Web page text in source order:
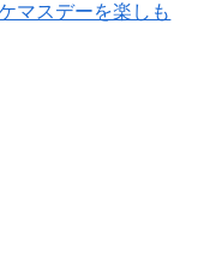
マスデーを楽しも